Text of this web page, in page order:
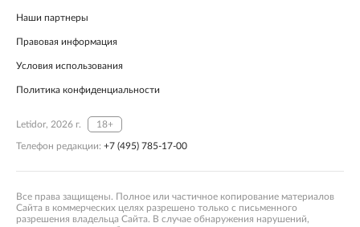
Наши партнеры
Правовая информация
Условия использования
Политика конфиденциальности
Letidor, 2026 г. 18+
Телефон редакции: +7 (495) 785-17-00
Все права защищены. Полное или частичное копирование материалов
Сайта в коммерческих целях разрешено только с письменного
разрешения владельца Сайта. В случае обнаружения нарушений,